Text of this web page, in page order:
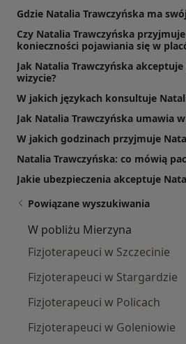
Gdzie Natalia Trawczyńska ma
Czy Natalia Trawczyńska
konieczności pojawiania się w
Jak Natalia Trawczyńska akceptuje
wizycie?
W jakich językach konsultuje
Jak Natalia Trawczyńska umawia
W jakich godzinach przyjmuje
Natalia Trawczyńska: co mówią
Jakie ubezpieczenia akceptuje
Powiązane wyszukiwania
W pobliżu Mierzyna
Fizjoterapeuci w Szczecinie
Fizjoterapeuci w Stargardzie
Fizjoterapeuci w Policach
Fizjoterapeuci w Goleniowie